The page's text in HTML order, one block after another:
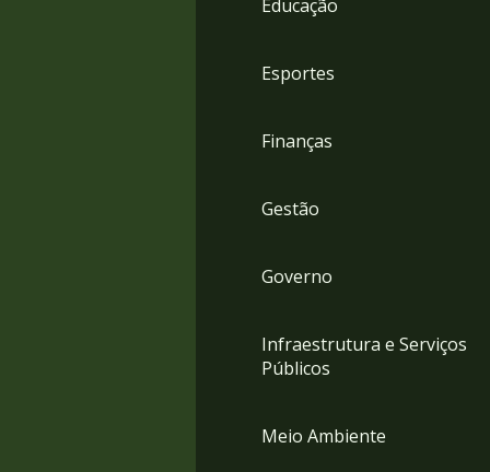
Educação
Esportes
Finanças
Gestão
Governo
Infraestrutura e Serviços
Públicos
Meio Ambiente